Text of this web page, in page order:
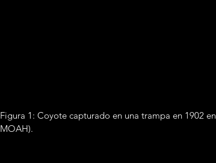
Figura 1: Coyote capturado en una trampa en 1902
MOAH).